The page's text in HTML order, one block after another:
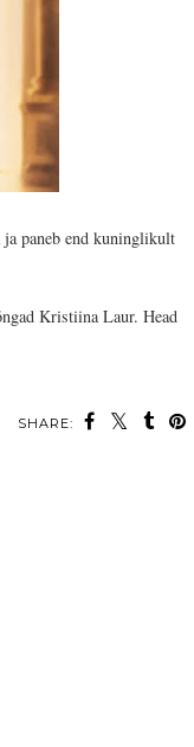
paneb end kuninglikult
Kristiina Laur. Head
SHARE: